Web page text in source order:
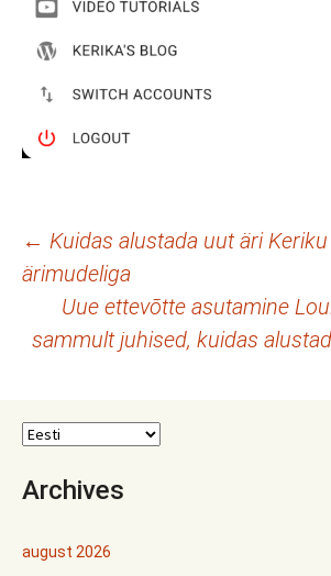
Postituste
töölaud
← Kuidas alustada uut äri
ärimudeliga
Uue ettevõtte asutamine
sammult juhised, kuidas
Archives
august 2026